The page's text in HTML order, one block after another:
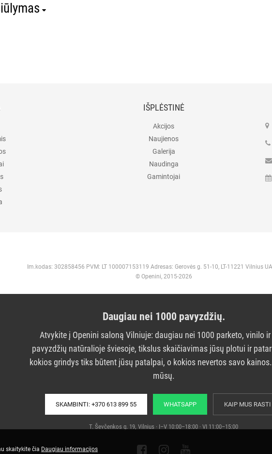
IŠPLĖSTINĖ
Akcijos
Naujienos
Galerija
Naudinga
Gamintojai
Im.kodas: 302858456 PVM: LT 100007153119 Adresas: Gerovės g. 51-10, LT-11221 Vilnius
© Openini, 2015-2026
Daugiau nei 1000 pavyzdžių.
Atvykite į Openini saloną Vilniuje: daugiau nei 1000 parketo, vinilo
pavyzdžių natūralioje šviesoje, tikslus skaičiavimas jūsų plotui ir
kokios grindys tiks būtent jūsų patalpai, o kokios nevertos savo
mūsų.
SKAMBINTI: +370 613 899 55 WHATSAPP KAIP MUS RASTI
T. Ševčenkos g. 19, Vilnius · I–V 10:00–18:00 · VI 11:00–15:00
skaitykite čia Daugiau informacijos